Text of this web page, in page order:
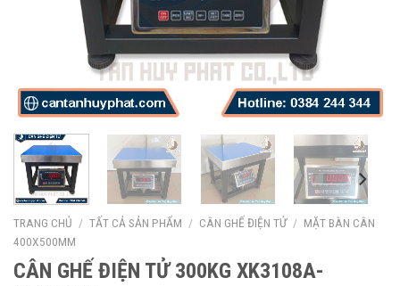
TRANG CHỦ / TẤT CẢ SẢN PHẨM / CÂN GHẾ ĐIỆN TỬ / MẶT BÀN CÂN
400X500MM
CÂN GHẾ ĐIỆN TỬ 300KG XK3108A-